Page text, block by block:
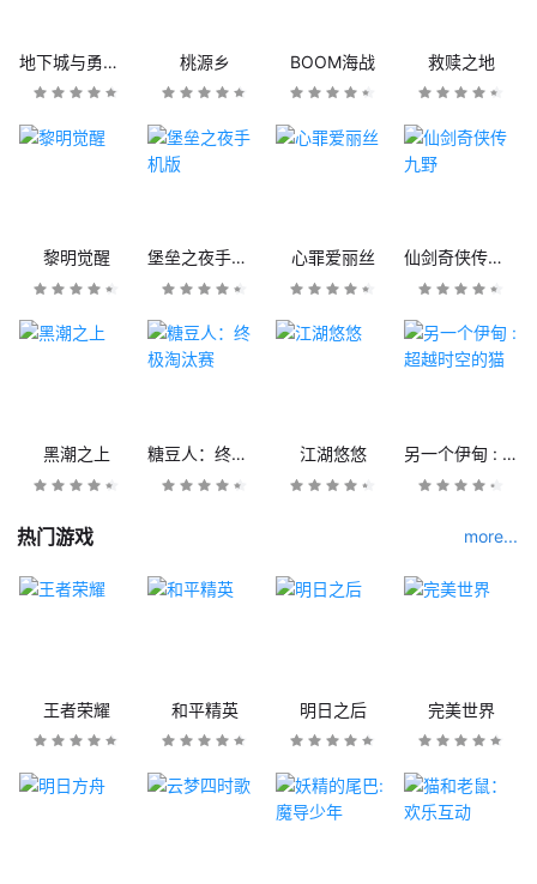
地下城与勇士M 桃源乡 BOOM海战 救赎之地
黎明觉醒 堡垒之夜手机版 心罪爱丽丝 仙剑奇侠传九野
黑潮之上 糖豆人：终极淘汰赛 江湖悠悠 另一个伊甸 : 超越时空的猫
热门游戏 more...
王者荣耀 和平精英 明日之后 完美世界